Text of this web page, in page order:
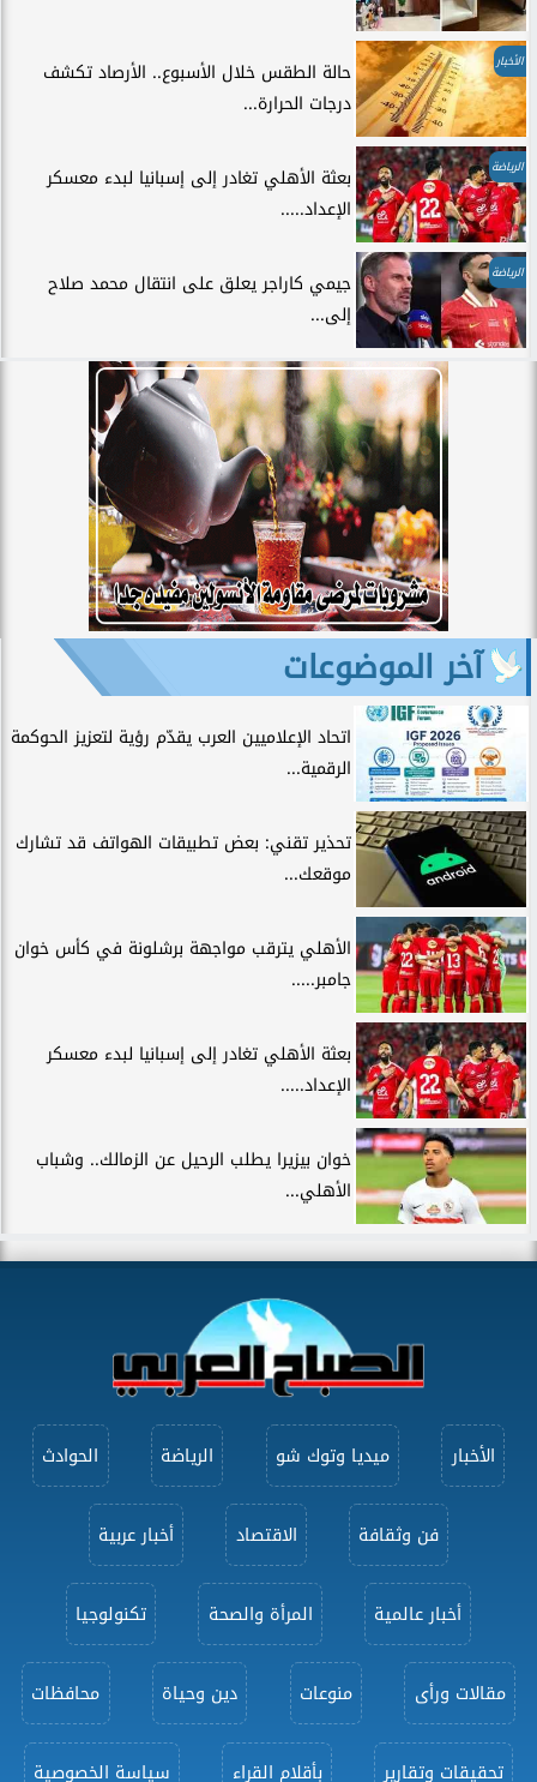
الأخبار
حالة الطقس خلال الأسبوع.. الأرصاد تكشف
درجات الحرارة...
الرياضة
بعثة الأهلي تغادر إلى إسبانيا لبدء معسكر
الإعداد.....
الرياضة
جيمي كاراجر يعلق على انتقال محمد صلاح
إلى...
آخر الموضوعات
اتحاد الإعلاميين العرب يقدّم رؤية لتعزيز الحوكمة
الرقمية...
تحذير تقني: بعض تطبيقات الهواتف قد تشارك
موقعك...
الأهلي يترقب مواجهة برشلونة في كأس خوان
جامبر.....
بعثة الأهلي تغادر إلى إسبانيا لبدء معسكر
الإعداد.....
خوان بيزيرا يطلب الرحيل عن الزمالك.. وشباب
الأهلي...
الأخبار ميديا وتوك شو الرياضة الحوادث
فن وثقافة الاقتصاد أخبار عربية
أخبار عالمية المرأة والصحة تكنولوجيا
مقالات ورأى منوعات دين وحياة محافظات
تحقيقات وتقارير بأقلام القراء سياسة الخصوصية